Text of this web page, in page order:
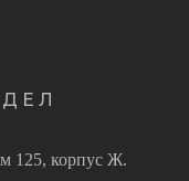
125, корпус Ж.